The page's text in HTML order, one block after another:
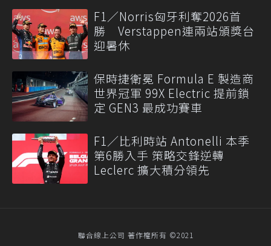
F1／Norris匈牙利奪2026首
勝 Verstappen連兩站頒獎台
迎暑休
保時捷衛冕 Formula E 製造商
世界冠軍 99X Electric 提前鎖
定 GEN3 最成功賽車
F1／比利時站 Antonelli 本季
第6勝入手 策略交鋒逆轉
Leclerc 擴大積分領先
聯合線上公司 著作權所有 ©2021